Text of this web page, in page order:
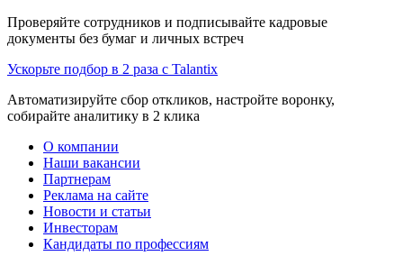
Проверяйте сотрудников и подписывайте кадровые
документы без бумаг и личных встреч
Ускорьте подбор в 2 раза с Talantix
Автоматизируйте сбор откликов, настройте воронку,
собирайте аналитику в 2 клика
О компании
Наши вакансии
Партнерам
Реклама на сайте
Новости и статьи
Инвесторам
Кандидаты по профессиям